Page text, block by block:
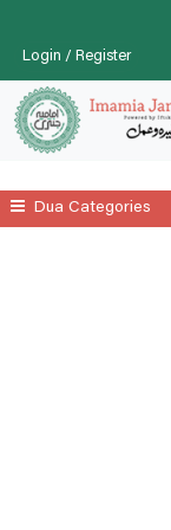
Login / Register
Dua Categories